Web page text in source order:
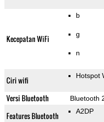
Kecepatan WiFi
b
g
n
Ciri wifi Hotspot
Versi Bluetooth Bluetooth
Features Bluetooth A2DP